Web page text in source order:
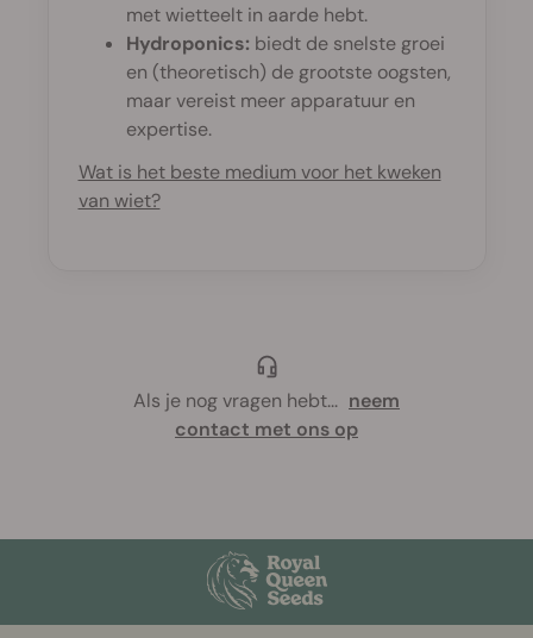
met wietteelt in aarde hebt.
Hydroponics: biedt de snelste groei
en (theoretisch) de grootste oogsten,
maar vereist meer apparatuur en
expertise.
Wat is het beste medium voor het kweken
van wiet?
Als je nog vragen hebt... neem
contact met ons op